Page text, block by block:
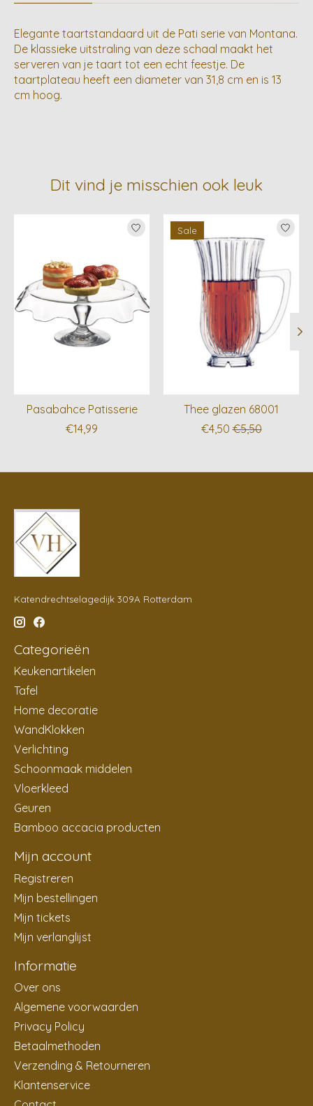
Elegante taartstandaard uit de Pati serie van Montana.
De klassieke uitstraling van deze schaal maakt het
serveren van je taart tot een echt feestje. De
taartplateau heeft een diameter van 31,8 cm en is 13
cm hoog.
Dit vind je misschien ook leuk
Items van productcarrousel
Pasabahce Patisserie
€14,99
Sale
Thee glazen 68001
€4,50 €5,50
Katendrechtselagedijk 309A Rotterdam
Categorieën
Keukenartikelen
Tafel
Home decoratie
WandKlokken
Verlichting
Schoonmaak middelen
Vloerkleed
Geuren
Bamboo accacia producten
Mijn account
Registreren
Mijn bestellingen
Mijn tickets
Mijn verlanglijst
Informatie
Over ons
Algemene voorwaarden
Privacy Policy
Betaalmethoden
Verzending & Retourneren
Klantenservice